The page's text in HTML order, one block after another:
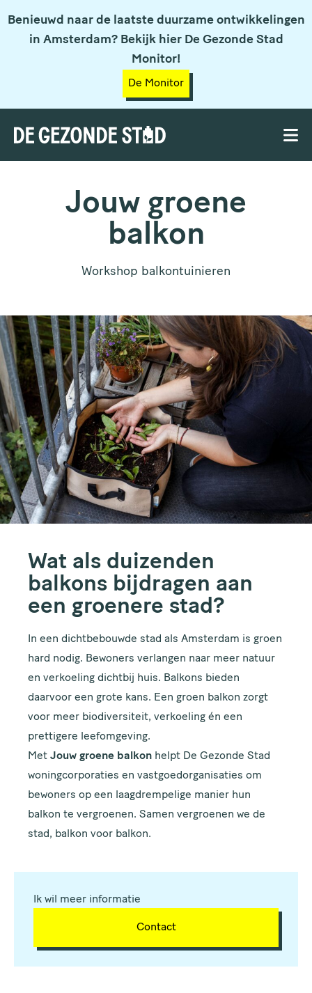
Benieuwd naar de laatste duurzame ontwikkelingen
in Amsterdam? Bekijk hier De Gezonde Stad
Monitor!
De Monitor
Jouw groene
balkon
Workshop balkontuinieren
Wat als duizenden
balkons bijdragen aan
een groenere stad?
In een dichtbebouwde stad als Amsterdam is groen
hard nodig. Bewoners verlangen naar meer natuur
en verkoeling dichtbij huis. Balkons bieden
daarvoor een grote kans. Een groen balkon zorgt
voor meer biodiversiteit, verkoeling én een
prettigere leefomgeving.
MetJouw groene balkon helpt De Gezonde Stad
woningcorporaties en vastgoedorganisaties om
bewoners op een laagdrempelige manier hun
balkon te vergroenen. Samen vergroenen we de
stad, balkon voor balkon.
Ik wil meer informatie
Contact